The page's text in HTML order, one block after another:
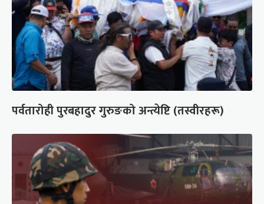
पर्वतारोही पुरबहादुर गुरुङको अन्त्येष्टि (तस्वीरहरू)